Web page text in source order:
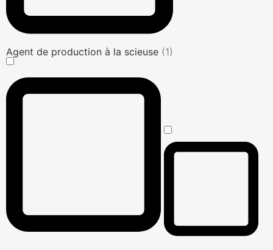
Agent de production à la scieuse (1)